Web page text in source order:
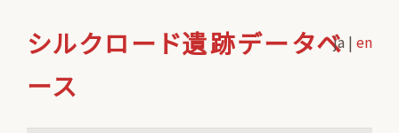
シルクロード遺跡データベ
ース
ja | en